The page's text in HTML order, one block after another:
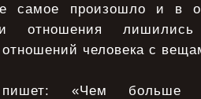
произошло и в
отношения
человека с
«Чем больше